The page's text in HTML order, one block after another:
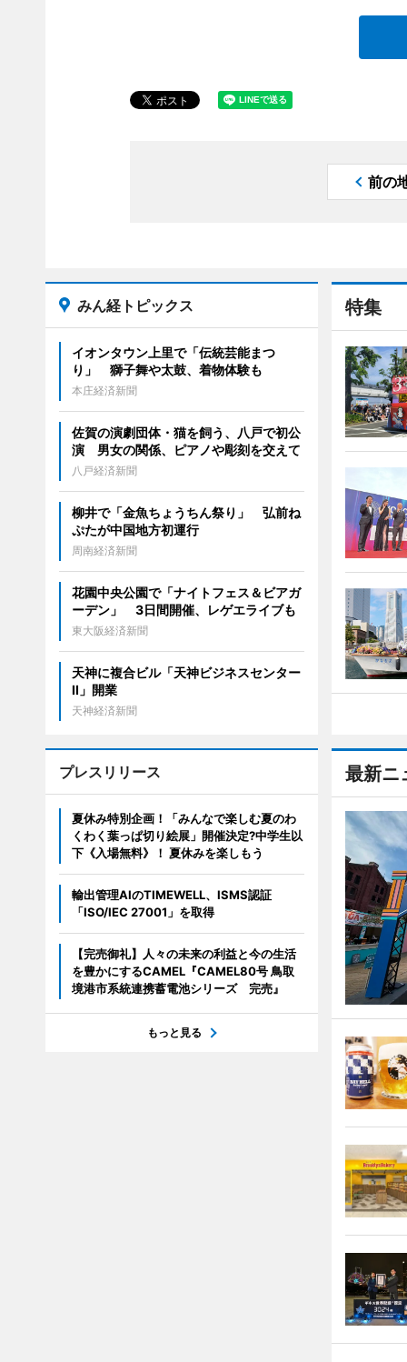
前の
特集
最新ニ
みん経トピックス
イオンタウン上里で「伝統芸能まつ
り」 獅子舞や太鼓、着物体験も
本庄経済新聞
佐賀の演劇団体・猫を飼う、八戸で初公
演 男女の関係、ピアノや彫刻を交えて
八戸経済新聞
柳井で「金魚ちょうちん祭り」 弘前ね
ぷたが中国地方初運行
周南経済新聞
花園中央公園で「ナイトフェス＆ビアガ
ーデン」 3日間開催、レゲエライブも
東大阪経済新聞
天神に複合ビル「天神ビジネスセンター
II」開業
天神経済新聞
プレスリリース
夏休み特別企画！「みんなで楽しむ夏のわ
くわく葉っぱ切り絵展」開催決定?中学生以
下《入場無料》！ 夏休みを楽しもう
輸出管理AIのTIMEWELL、ISMS認証
「ISO/IEC 27001」を取得
【完売御礼】人々の未来の利益と今の生活
を豊かにするCAMEL『CAMEL80号 鳥取
境港市系統連携蓄電池シリーズ 完売』
もっと見る